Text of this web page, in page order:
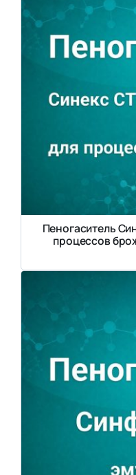
Пеногаситель
процессов